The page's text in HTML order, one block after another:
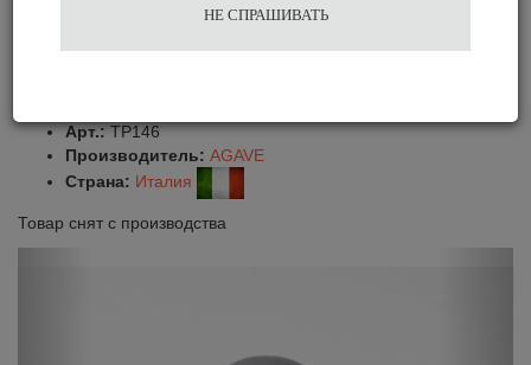
Ø 58.5 Agave
Арт.: TP146
Производитель: AGAVE
Страна: Италия
Товар снят с производства
НЕ СПРАШИВАТЬ